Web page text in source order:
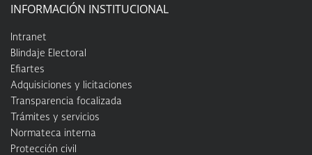
INFORMACIÓN INSTITUCIONAL
Intranet
Blindaje Electoral
Efiartes
Adquisiciones y licitaciones
Transparencia focalizada
Trámites y servicios
Normateca interna
Protección civil